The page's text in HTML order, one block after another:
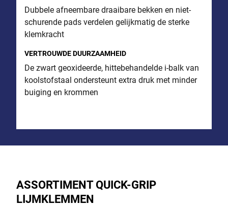
Dubbele afneembare draaibare bekken en niet-
schurende pads verdelen gelijkmatig de sterke
klemkracht
VERTROUWDE DUURZAAMHEID
De zwart geoxideerde, hittebehandelde i-balk van
koolstofstaal ondersteunt extra druk met minder
buiging en krommen
ASSORTIMENT QUICK-GRIP
LIJMKLEMMEN